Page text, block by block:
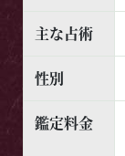
主な占術
性別
鑑定料金